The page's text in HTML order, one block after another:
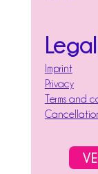
Legal
Imprint
Privacy
Terms and